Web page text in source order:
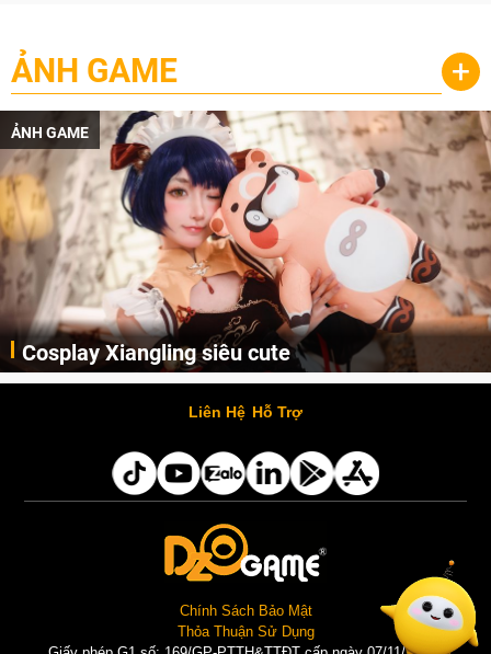
ẢNH GAME +
Cùng thưởng thức những hình ảnh cosplay Xiangling trong Genshin Impact siêu dễ thương của người dùng Weibo "阿包也是兔娘"
ẢNH GAME
Lala Croft vừa nóng vừa xinh dưới nét vẽ của
AI
Liên Hệ Hỗ Trợ
Chính Sách Bảo Mật
Thỏa Thuận Sử Dụng